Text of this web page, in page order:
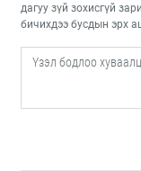
дагуу зүй зохисгүй
бичихдээ бусдын эрх